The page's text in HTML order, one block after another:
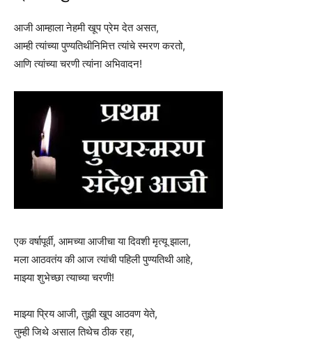
आजी आम्हाला नेहमी खूप प्रेम देत असत,
आम्ही त्यांच्या पुण्यतिथीनिमित्त त्यांचे स्मरण करतो,
आणि त्यांच्या चरणी त्यांना अभिवादन!
एक वर्षापूर्वी, आमच्या आजीचा या दिवशी मृत्यू झाला,
मला आठवतंय की आज त्यांची पहिली पुण्यतिथी आहे,
माझ्या शुभेच्छा त्याच्या चरणी!
माझ्या प्रिय आजी, तुझी खूप आठवण येते,
तुम्ही जिथे असाल तिथेच ठीक रहा,